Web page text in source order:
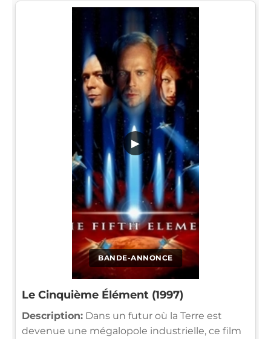
BANDE-ANNONCE
▶
Le Cinquième Élément (1997)
Description: Dans un futur où la Terre est
devenue une mégalopole industrielle, ce film